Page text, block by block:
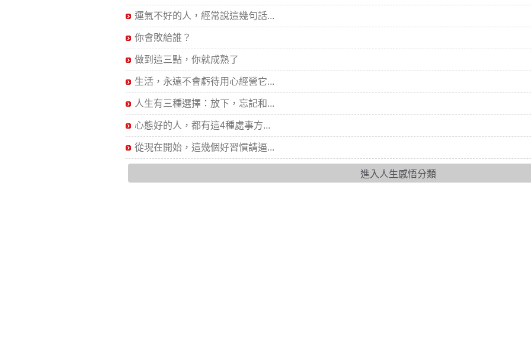
運氣不好的人，經常說這幾句話...
你會敗給誰？
做到這三點，你就成熟了
生活，永遠不會虧待用心經營它...
人生有三種選擇：放下，忘記和...
心態好的人，都有這4種處事方...
從現在開始，這幾個好習慣請逼...
進入人生感悟分類